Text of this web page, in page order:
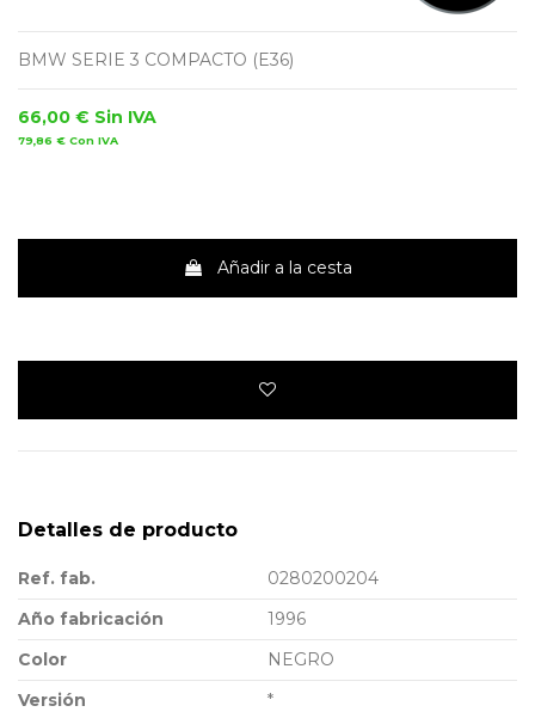
BMW SERIE 3 COMPACTO (E36)
66,00 € Sin IVA
79,86 € Con IVA
Añadir a la cesta
Detalles de producto
Ref. fab.
0280200204
Año fabricación
1996
Color
NEGRO
Versión
*